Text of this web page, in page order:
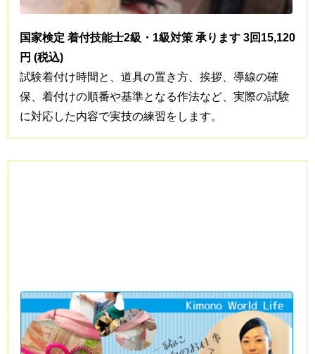
国家検定 着付技能士2級・1級対策 承ります 3回15,120
円 (税込)
試験着付け時間と、道具の置き方、挨拶、導線の確
保、着付けの順番や基準となる作法など、実際の試験
に対応した内容で実技の練習をします。